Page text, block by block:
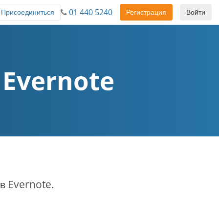
Войти
Регистрация
01 440 5240
Присоединиться
Evernote.